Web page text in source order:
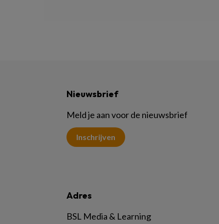
Nieuwsbrief
Meld je aan voor de nieuwsbrief
Inschrijven
Adres
BSL Media & Learning